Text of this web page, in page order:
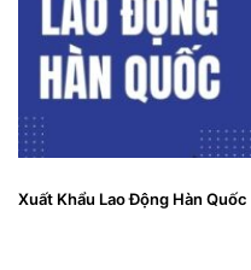
Xuất Khẩu Lao Động Hàn